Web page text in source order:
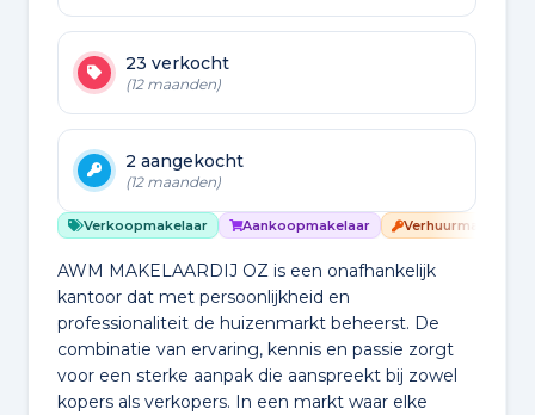
23 verkocht
(12 maanden)
2 aangekocht
(12 maanden)
Verkoopmakelaar Aankoopmakelaar Verhuurmakelaar
AWM MAKELAARDIJ OZ is een onafhankelijk
kantoor dat met persoonlijkheid en
professionaliteit de huizenmarkt beheerst. De
combinatie van ervaring, kennis en passie zorgt
voor een sterke aanpak die aanspreekt bij zowel
kopers als verkopers. In een markt waar elke